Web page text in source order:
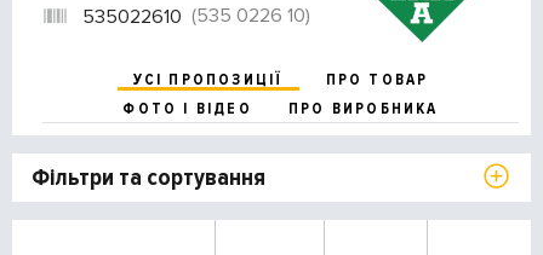
535022610 (535 0226 10)
УСІ ПРОПОЗИЦІЇ
ПРО ТОВАР
ФОТО І ВІДЕО
ПРО ВИРОБНИКА
Фільтри та сортування